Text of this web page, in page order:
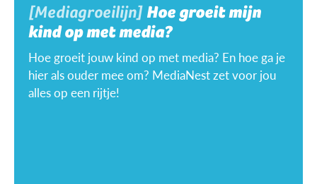
[Mediagroeilijn] Hoe groeit mijn
kind op met media?
Hoe groeit jouw kind op met media? En hoe ga je
hier als ouder mee om? MediaNest zet voor jou
alles op een rijtje!